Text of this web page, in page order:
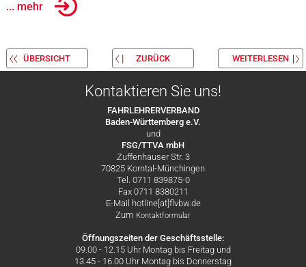
... mehr
ÜBERSICHT ZURÜCK WEITERLESEN
Kontaktieren Sie uns!
FAHRLEHRERVERBAND
Baden-Württemberg e.V.
und
FSG/TTVA mbH
Zuffenhauser Str. 3
70825 Korntal-Münchingen
Tel. 0711 839875-0
Fax 0711 8380211
E-Mail hotline[at]flvbw.de
Zum Kontaktformular
Öffnungszeiten der Geschäftsstelle:
09.00 - 12.15 Uhr Montag bis Freitag und
13.45 - 16.00 Uhr Montag bis Donnerstag